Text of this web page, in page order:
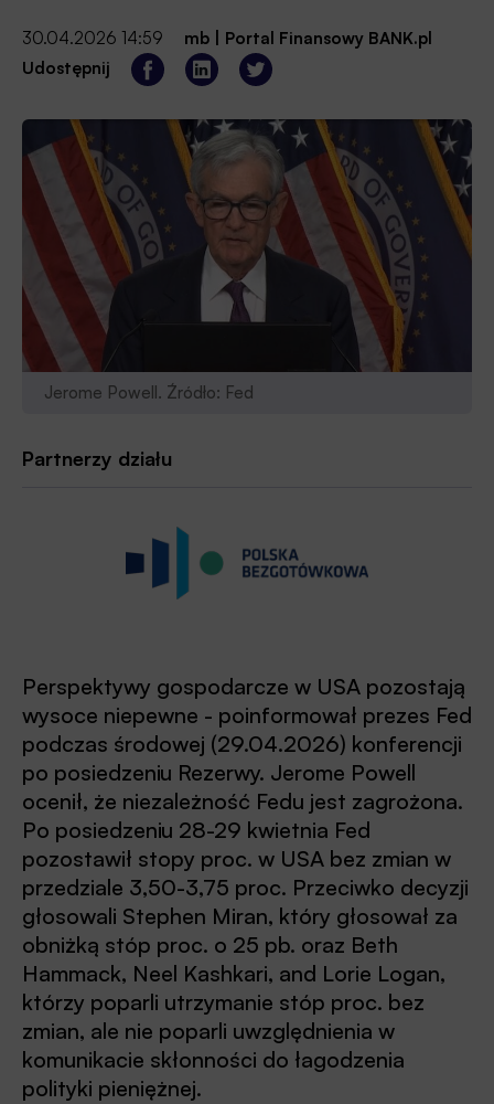
30.04.2026 14:59 mb
Portal Finansowy BANK.pl
Udostępnij
Jerome Powell. Źródło: Fed
Partnerzy działu
Perspektywy gospodarcze w USA pozostają
wysoce niepewne - poinformował prezes Fed
podczas środowej (29.04.2026) konferencji
po posiedzeniu Rezerwy. Jerome Powell
ocenił, że niezależność Fedu jest zagrożona.
Po posiedzeniu 28-29 kwietnia Fed
pozostawił stopy proc. w USA bez zmian w
przedziale 3,50-3,75 proc. Przeciwko decyzji
głosowali Stephen Miran, który głosował za
obniżką stóp proc. o 25 pb. oraz Beth
Hammack, Neel Kashkari, and Lorie Logan,
którzy poparli utrzymanie stóp proc. bez
zmian, ale nie poparli uwzględnienia w
komunikacie skłonności do łagodzenia
polityki pieniężnej.